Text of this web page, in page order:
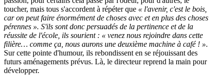
toucher, mais tous s'accordent à répéter que « l'avenir, c'est le bois,
car on peut faire énormément de choses avec et en plus des choses
pérennes ». S'ils sont donc persuadés de la pertinence et de la
réussite de l'école, ils sourient : « venez nous rejoindre dans cette
filière… comme ça, nous aurons une deuxième machine à café ! ».
Sur cette pointe d'humour, ils rebondissent en se réjouissant des
futurs aménagements prévus. Là, le directeur reprend la main pour
développer.